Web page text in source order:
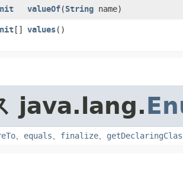
valueOf​(String name)
[] values()
java.lang.
、 equals、 finalize、